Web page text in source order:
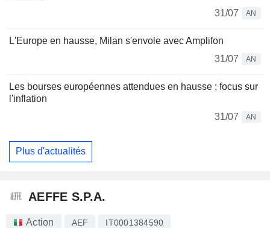
31/07
AN
L'Europe en hausse, Milan s'envole avec Amplifon
31/07
AN
Les bourses européennes attendues en hausse ; focus sur
l'inflation
31/07
AN
Plus d'actualités
AEFFE S.P.A.
Action AEF IT0001384590